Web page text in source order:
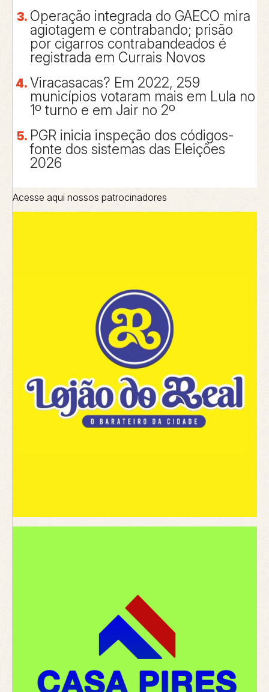
Operação integrada do GAECO mira
agiotagem e contrabando; prisão
por cigarros contrabandeados é
registrada em Currais Novos
Viracasacas? Em 2022, 259
municípios votaram mais em Lula no
1º turno e em Jair no 2º
PGR inicia inspeção dos códigos-
fonte dos sistemas das Eleições
2026
Acesse aqui nossos patrocinadores